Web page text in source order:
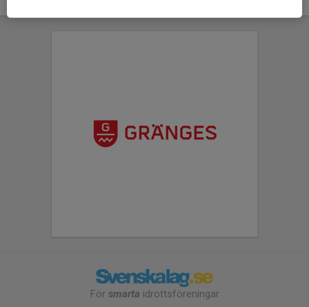
För smarta idrottsföreningar